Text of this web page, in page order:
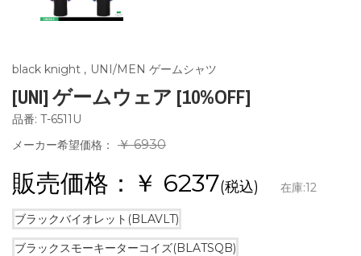
black knight , UNI/MEN ゲームシャツ
[UNI] ゲームウェア [10%OFF]
品番: T-6511U
メーカー希望価格：
￥ 6930
販売価格：￥ 6237(税込) 在庫:12
ブラックバイオレット(BLAVLT)
ブラックスモーキーターコイズ(BLATSQB)